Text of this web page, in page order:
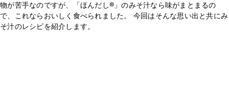
物が苦手なのですが、「ほんだし®」のみそ汁なら味がまとまるの
で、これならおいしく食べられました。 今回はそんな思い出と共にみ
そ汁のレシピを紹介します。